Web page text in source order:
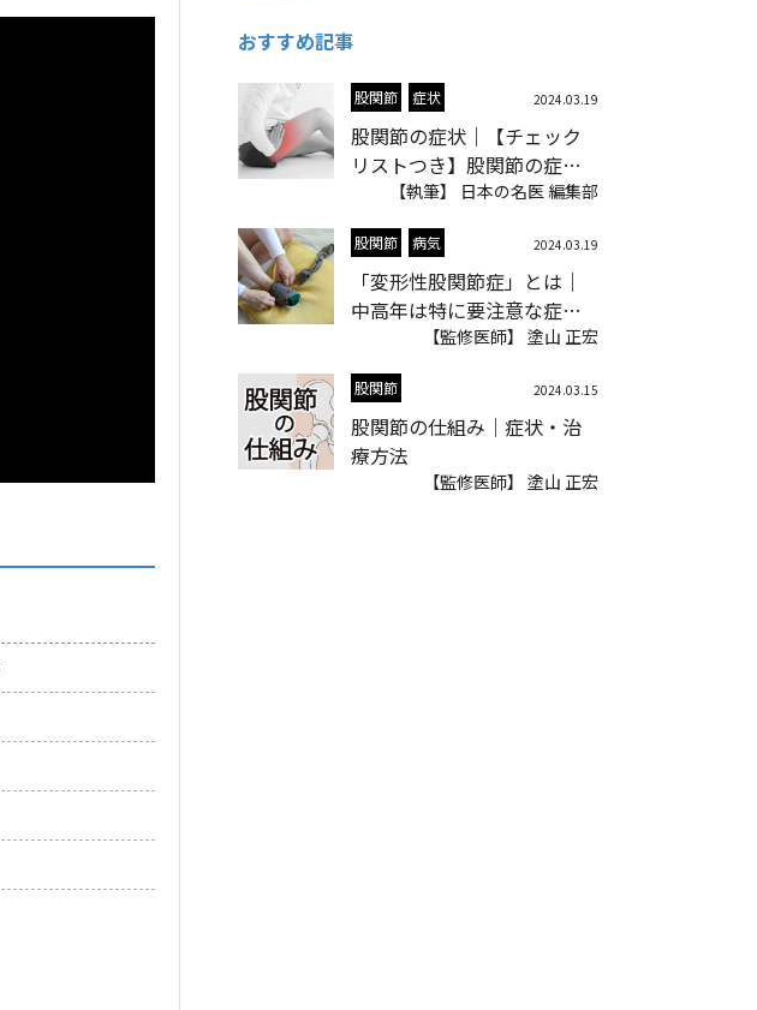
おすすめ記事
股関節 症状 2024.03.19
股関節の症状｜【チェック
リストつき】股関節の症状
の種類・一覧を紹介
【執筆】 日本の名医 編集部
股関節 病気 2024.03.19
「変形性股関節症」とは｜
中高年は特に要注意な症
状〜治療方法まで【監修医師】 塗山 正宏
股関節 2024.03.15
股関節の仕組み｜症状・治
療方法
【監修医師】 塗山 正宏